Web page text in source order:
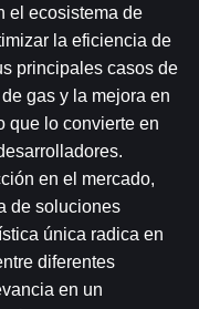
el ecosistema de
la eficiencia de
principales casos de
gas y la mejora en
que lo convierte en
en el mercado,
de soluciones
única radica en
diferentes
en un